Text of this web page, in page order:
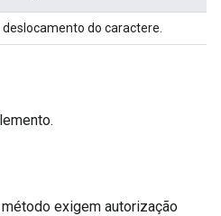
deslocamento do caractere.
exigem autorização